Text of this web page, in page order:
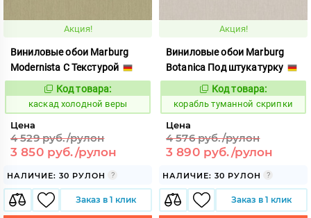
Акция!
Виниловые обои Marburg
Modernista С Текстурой
Код:
639133
Код товара:
каскад холодной веры
Цена
4 529 руб./рулон
3 850 руб./рулон
НАЛИЧИЕ: 30 РУЛОН
Заказ в 1 клик
Акция!
Виниловые обои Marburg
Botanica Под штукатурку
Код:
778842
Код товара:
корабль туманной скрипки
Цена
4 576 руб./рулон
3 890 руб./рулон
НАЛИЧИЕ: 30 РУЛОН
Заказ в 1 клик